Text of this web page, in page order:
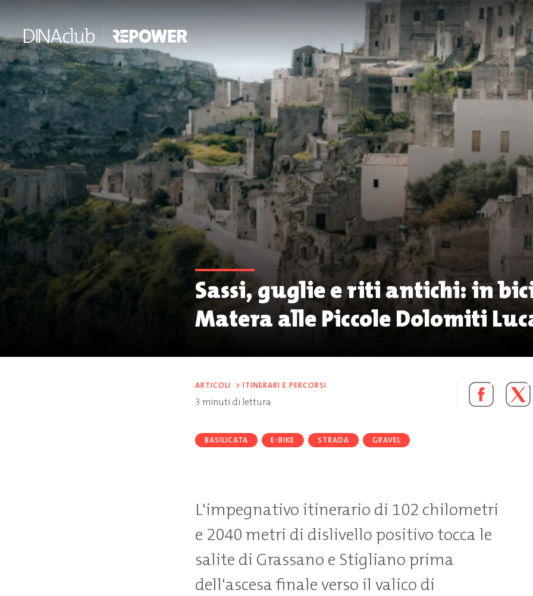
Sassi, guglie e riti antichi: in
Matera alle Piccole Dolomiti
ARTICOLI > ITINERARI E PERCORSI
3 minuti di lettura
BASILICATA E-BIKE STRADA GRAVEL
L'impegnativo itinerario di 102 chilometri
e 2040 metri di dislivello positivo tocca le
salite di Grassano e Stigliano prima
dell'ascesa finale verso il valico di